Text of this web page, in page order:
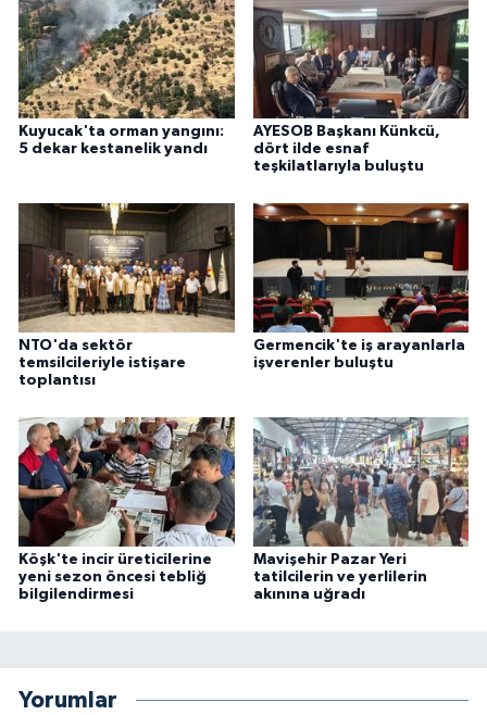
Kuyucak'ta orman yangını:
5 dekar kestanelik yandı
AYESOB Başkanı Künkcü,
dört ilde esnaf
teşkilatlarıyla buluştu
NTO'da sektör
temsilcileriyle istişare
toplantısı
Germencik'te iş arayanlarla
işverenler buluştu
Köşk'te incir üreticilerine
yeni sezon öncesi tebliğ
bilgilendirmesi
Mavişehir Pazar Yeri
tatilcilerin ve yerlilerin
akınına uğradı
Yorumlar